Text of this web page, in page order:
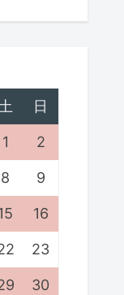
土 日
1 2
8 9
16
23
30